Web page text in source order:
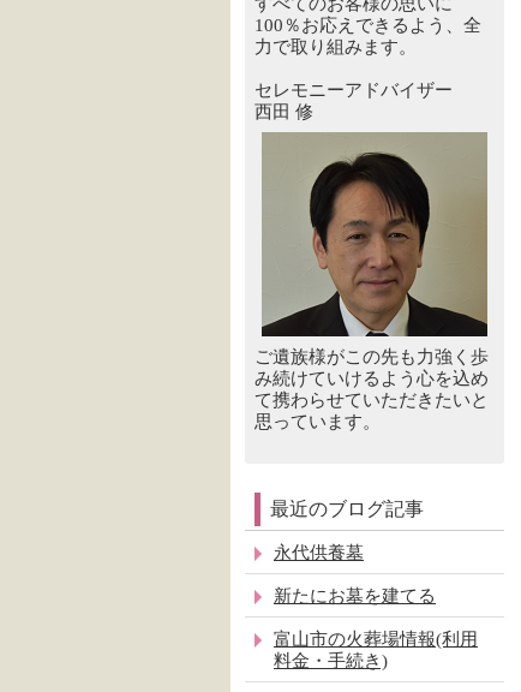
100％お応えできるよう、全
力で取り組みます。
セレモニーアドバイザー
西田 修
ご遺族様がこの先も力強く歩
み続けていけるよう心を込め
て携わらせていただきたいと
思っています。
最近のブログ記事
永代供養墓
新たにお墓を建てる
富山市の火葬場情報(利用
料金・手続き)